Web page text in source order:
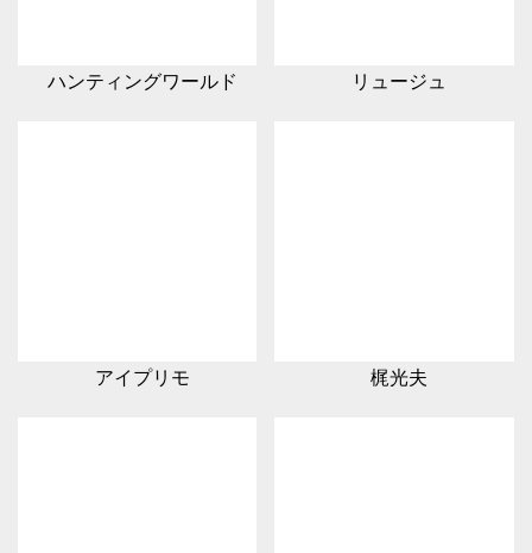
ハンティングワールド リュージュ
アイプリモ 梶光夫